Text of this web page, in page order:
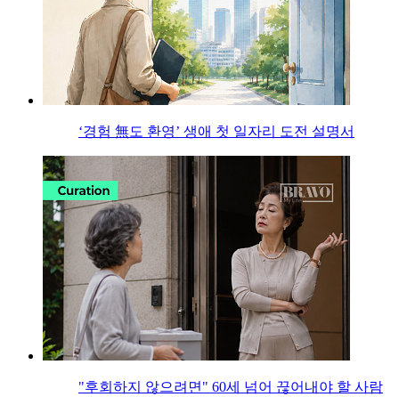
‘경험 無도 환영’ 생애 첫 일자리 도전 설명서
"후회하지 않으려면" 60세 넘어 끊어내야 할 사람